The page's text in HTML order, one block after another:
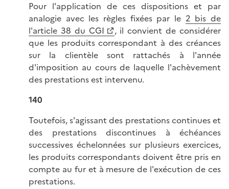
Pour l'application de ces dispositions et par
analogie avec les règles fixées par le 2 bis de
l'article 38 du CGI
, il convient de considérer
que les produits correspondant à des créances
sur la clientèle sont rattachés à l'année
d'imposition au cours de laquelle l'achèvement
des prestations est intervenu.
140
Toutefois, s'agissant des prestations continues et
des prestations discontinues à échéances
successives échelonnées sur plusieurs exercices,
les produits correspondants doivent être pris en
compte au fur et à mesure de l'exécution de ces
prestations.